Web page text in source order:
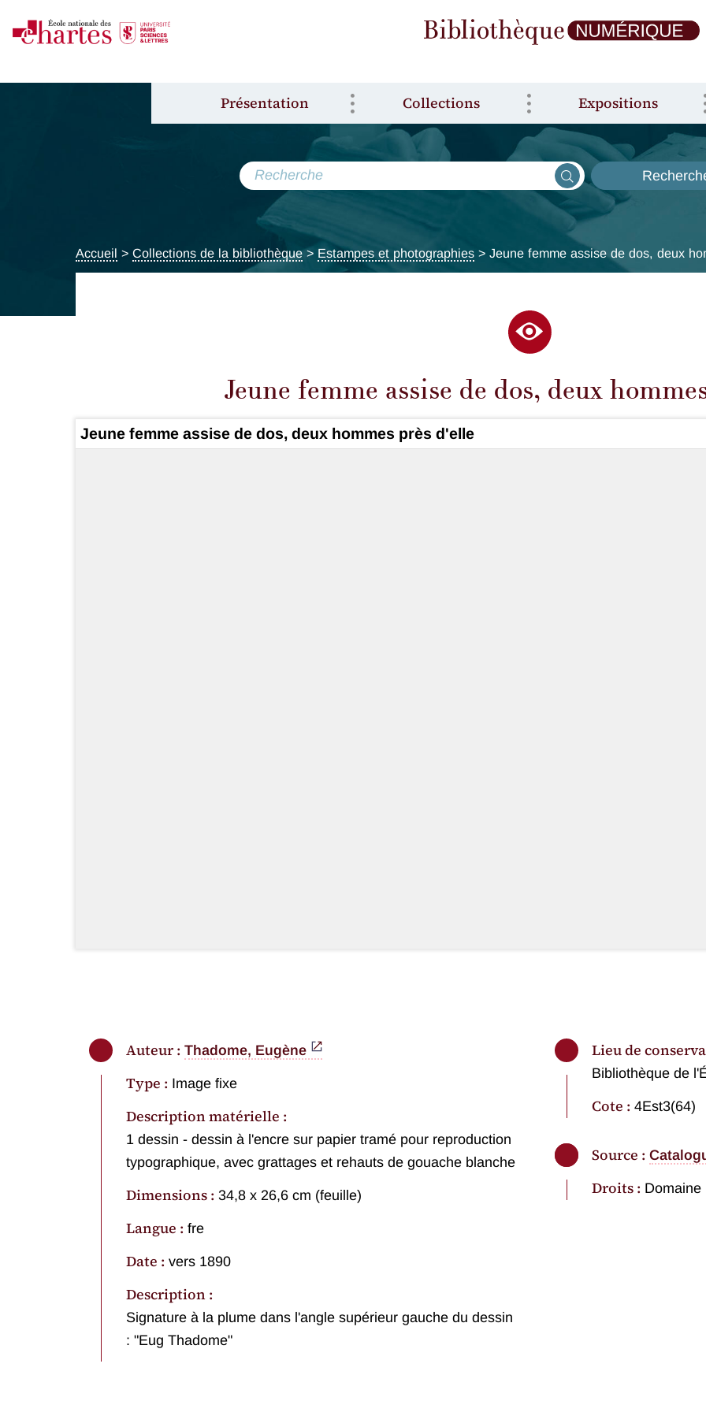
Présentation Collections Expositions
Accueil > Collections de la bibliothèque> Estampes et photographies > Jeune femme assise de dos, deux
Jeune femme assise de dos, deux
Jeune femme assise de dos, deux hommes près d'elle
Auteur : Thadome, Eugène
Type : Image fixe
Description matérielle :
1 dessin - dessin à l'encre sur papier tramé pour reproduction
typographique, avec grattages et rehauts de gouache blanche
Dimensions : 34,8 x 26,6 cm (feuille)
Langue : fre
Date : vers 1890
Description :
Signature à la plume dans l'angle supérieur gauche du dessin
: "Eug Thadome"
Lieu de
Bibliothèque de
Cote : 4Est3(64)
Source :
Droits : Domaine